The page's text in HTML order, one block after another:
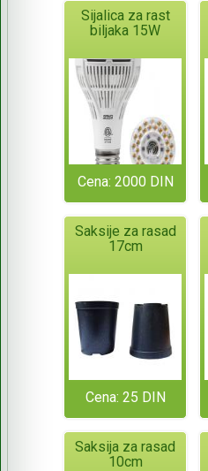
Sijalica za rast
biljaka 15W
Cena: 2000 DIN
Saksije za rasad
17cm
Cena: 25 DIN
Saksija za rasad
10cm